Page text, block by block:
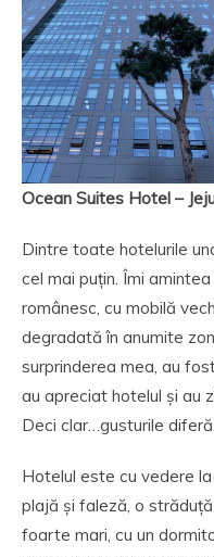
Ocean Suites Hotel –
Dintre toate hotelurile
cel mai puțin. Îmi
românesc, cu mobilă
degradată în anumite
surprinderea mea, au
au apreciat hotelul și au
Deci clar…gusturile diferă.
Hotelul este cu vedere
plajă și faleză, o
foarte mari, cu un